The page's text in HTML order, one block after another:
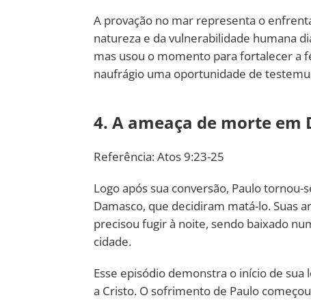
A provação no mar representa o
natureza e da vulnerabilidade humana
mas usou o momento para fortalecer a
naufrágio uma oportunidade de
4. A ameaça de morte em
Referência: Atos 9:23-25
Logo após sua conversão, Paulo
Damasco, que decidiram matá-lo. Suas
precisou fugir à noite, sendo baixado
cidade.
Esse episódio demonstra o início de
a Cristo. O sofrimento de Paulo